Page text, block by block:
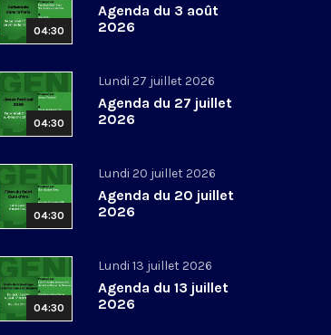
04:30
Agenda du 3 août
2026
04:30
Lundi 27 juillet 2026
Agenda du 27 juillet
2026
04:30
Lundi 20 juillet 2026
Agenda du 20 juillet
2026
04:30
Lundi 13 juillet 2026
Agenda du 13 juillet
2026